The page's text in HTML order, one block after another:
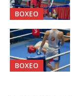
BOXEO
BOXEO